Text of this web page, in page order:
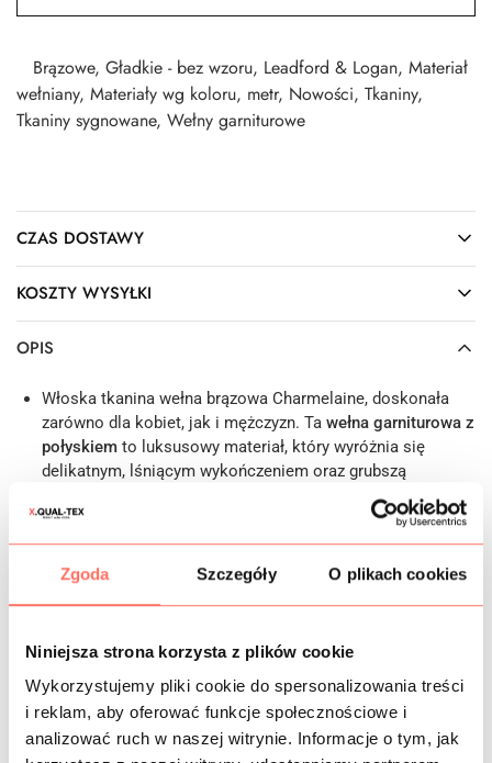
Zgoda Szczegóły O plikach cookies
Niniejsza strona korzysta z plików cookie
Wykorzystujemy pliki cookie do spersonalizowania treści
i reklam, aby oferować funkcje społecznościowe i
analizować ruch w naszej witrynie. Informacje o tym, jak
Brązowe, Gładkie - bez wzoru, Leadford & Logan, Materiał
wełniany, Materiały wg koloru, metr, Nowości, Tkaniny,
Tkaniny sygnowane, Wełny garniturowe
CZAS DOSTAWY
KOSZTY WYSYŁKI
OPIS
Włoska tkanina wełna brązowa Charmelaine, doskonała
zarówno dla kobiet, jak i mężczyzn. Ta wełna garniturowa z
połyskiemto luksusowy materiał, który wyróżnia się
delikatnym, lśniącym wykończeniem oraz grubszą
strukturą niż tradycyjne wełny. Gotowa odzież wykonana z
tejwełny Charmelaine
(często nazywana jest wełną
smokingową) prezentuje się elegancko i wytwornie. Modny
kolor czekoladowy brąz nada każdej kreacji wyjątkowego
pierwszego strzyżenia (tzw. wełna dziewicza). W 100%
naturalna, bez sztucznych dodatków, kryjąca, nie wymaga
podszewki, jest mięsista i zwarta. Charakteryzuje się
podwyższoną gramaturą – grubsza niż standardowe wełny